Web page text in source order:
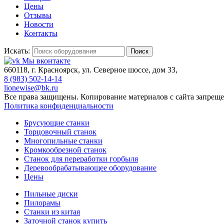
Цены
Отзывы
Новости
Контакты
Искать: Поиск
Мы вконтакте
660118, г. Красноярск, ул. Северное шоссе, дом 33,
8 (983) 502-14-14
lionewise@bk.ru
Все права защищены. Копирование материалов с сайта
Политика конфиденциальности
Брусующие станки
Торцовочный станок
Многопильные станки
Кромкообрезной станок
Станок для переработки горбыля
Деревообрабатывающее оборудование
Цены
Пильные диски
Пилорамы
Станки из китая
Заточной станок купить